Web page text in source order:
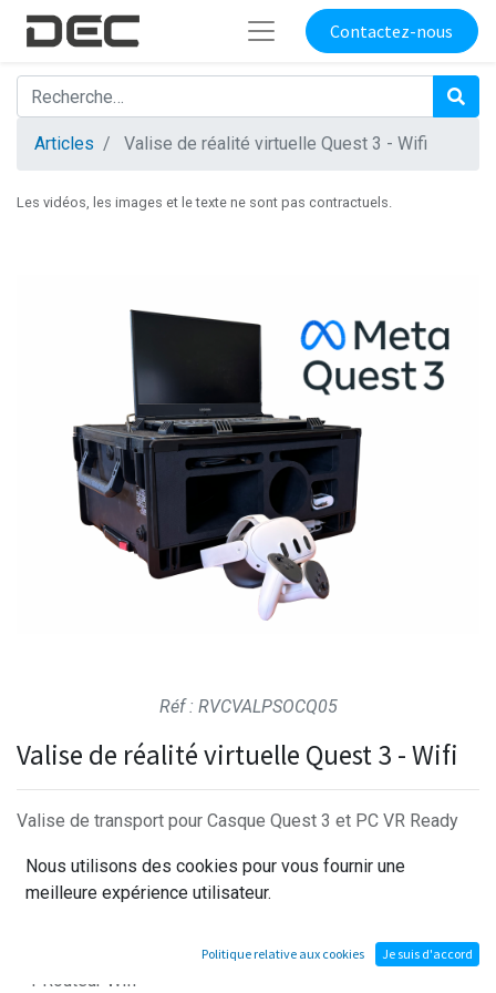
Contactez-nous
Articles Valise de réalité virtuelle Quest 3 - Wifi
Les vidéos, les images et le texte ne sont pas contractuels.
Réf : RVCVALPSOCQ05
Valise de réalité virtuelle Quest 3 - Wifi
Valise de transport pour Casque Quest 3 et PC VR Ready
- 1 PC portable VR Ready de dernière génération
- 1 Casque Quest 3 et son câble
- 1 Routeur Wifi
Nous utilisons des cookies pour vous fournir une
meilleure expérience utilisateur.
Politique relative aux cookies Je suis d'accord